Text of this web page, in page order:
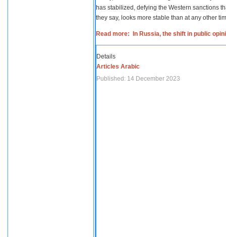
has stabilized, defying the Western sanctions
they say, looks more stable than at any other
Read more: In Russia, the shift in public
Details
Articles Arabic
Published: 14 December 2023